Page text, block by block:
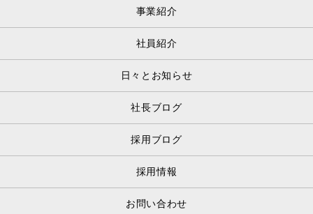
事業紹介
社員紹介
日々とお知らせ
社長ブログ
採用ブログ
採用情報
お問い合わせ